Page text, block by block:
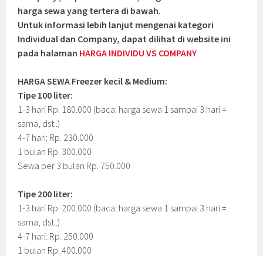
harga sewa yang tertera di bawah.
Untuk informasi lebih lanjut mengenai kategori
Individual dan Company, dapat dilihat di website ini
pada halaman HARGA INDIVIDU VS COMPANY
HARGA SEWA Freezer kecil & Medium:
Tipe 100 liter:
1-3 hari Rp. 180.000 (baca: harga sewa 1 sampai 3 hari =
sama, dst..)
4-7 hari: Rp. 230.000
1 bulan Rp. 300.000
Sewa per 3 bulan Rp. 750.000
Tipe 200 liter:
1-3 hari Rp. 200.000 (baca: harga sewa 1 sampai 3 hari =
sama, dst..)
4-7 hari: Rp. 250.000
1 bulan Rp. 400.000